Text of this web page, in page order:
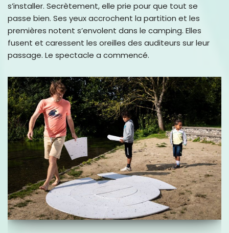
s’installer. Secrètement, elle prie pour que tout se
passe bien. Ses yeux accrochent la partition et les
premières notent s’envolent dans le camping. Elles
fusent et caressent les oreilles des auditeurs sur leur
passage. Le spectacle a commencé.